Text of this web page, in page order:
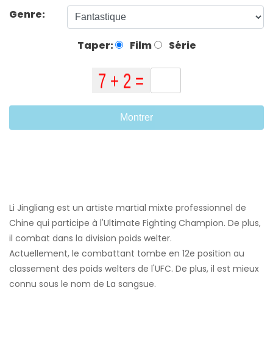
Genre:
Taper: Film Série
Montrer
Li Jingliang est un artiste martial mixte professionnel de
Chine qui participe à l'Ultimate Fighting Champion. De plus,
il combat dans la division poids welter.
Actuellement, le combattant tombe en 12e position au
classement des poids welters de l'UFC. De plus, il est mieux
connu sous le nom de La sangsue.